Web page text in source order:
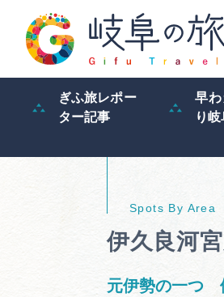
ぎふ旅レポー
ター記事
早
り岐
伊久良河
元伊勢の一つ